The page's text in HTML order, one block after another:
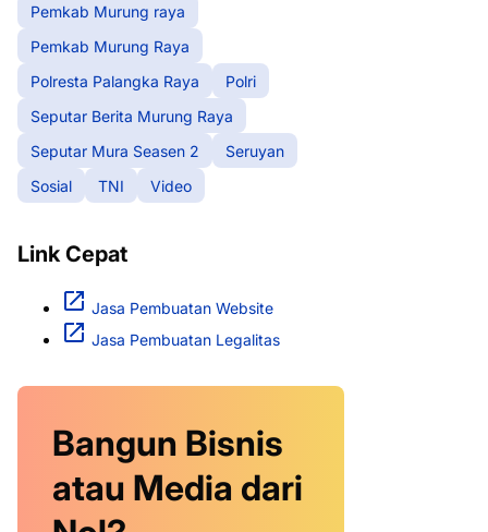
Pemkab Murung raya
Pemkab Murung Raya
Polresta Palangka Raya
Polri
Seputar Berita Murung Raya
Seputar Mura Seasen 2
Seruyan
Sosial
TNI Video
Link Cepat
Jasa Pembuatan Website
Jasa Pembuatan Legalitas
Bangun Bisnis
atau Media dari